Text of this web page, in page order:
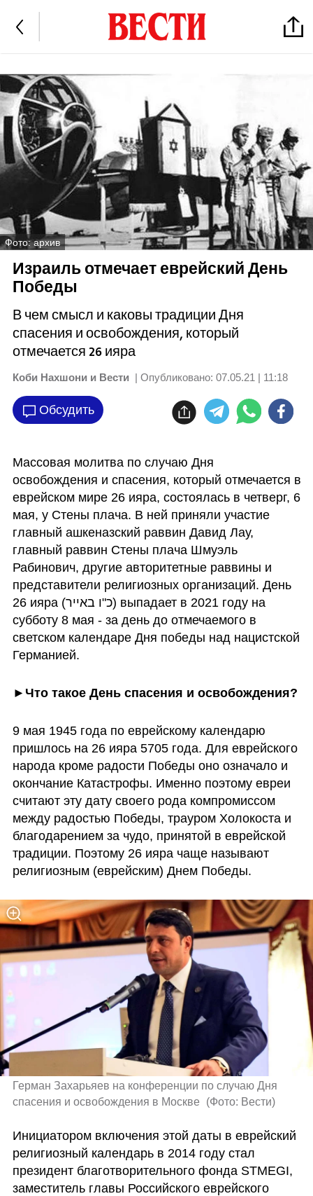
Фото: архив
Израиль отмечает еврейский День
Победы
В чем смысл и каковы традиции Дня
спасения и освобождения, который
отмечается 26 ияра
Коби Нахшони и Вести | Опубликовано: 07.05.21 | 11:18
Обсудить
Массовая молитва по случаю Дня
освобождения и спасения, который отмечается в
еврейском мире 26 ияра, состоялась в четверг, 6
мая, у Стены плача. В ней приняли участие
главный ашкеназский раввин Давид Лау,
главный раввин Стены плача Шмуэль
Рабинович, другие авторитетные раввины и
представители религиозных организаций. День
26 ияра (כ"ו באייר) выпадает в 2021 году на
субботу 8 мая - за день до отмечаемого в
светском календаре Дня победы над нацистской
Германией.
►Что такое День спасения и освобождения?
9 мая 1945 года по еврейскому календарю
пришлось на 26 ияра 5705 года. Для еврейского
народа кроме радости Победы оно означало и
окончание Катастрофы. Именно поэтому евреи
считают эту дату своего рода компромиссом
между радостью Победы, трауром Холокоста и
благодарением за чудо, принятой в еврейской
традиции. Поэтому 26 ияра чаще называют
религиозным (еврейским) Днем Победы.
Герман Захарьяев на конференции по случаю Дня
спасения и освобождения в Москве
(Фото: Вести)
Инициатором включения этой даты в еврейский
религиозный календарь в 2014 году стал
президент благотворительного фонда STMEGI,
заместитель главы Российского еврейского